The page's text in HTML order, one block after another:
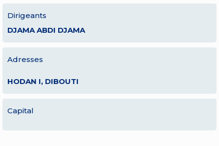
Dirigeants
DJAMA ABDI DJAMA
Adresses
HODAN I, DIBOUTI
Capital